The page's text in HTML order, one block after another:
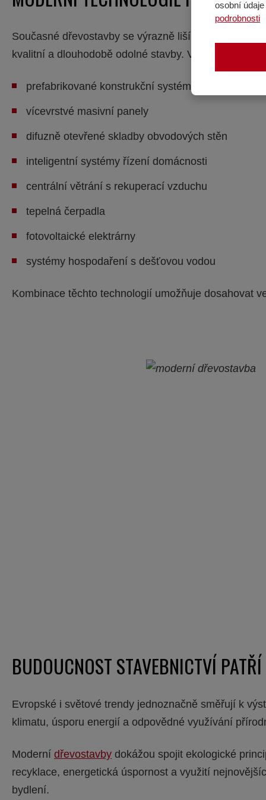
Současné dřevostavby se výrazně liší od tradičních
kvalitní a dlouhodobě odolné stavby. Velký význam
prefabrikované konstrukční systémy
vícevrstvé masivní panely
difuzně otevřené skladby obvodových stěn
inteligentní systémy řízení domácnosti
centrální větrání s rekuperací vzduchu
tepelná čerpadla
fotovoltaické elektrárny
systémy hospodaření s dešťovou vodou
Kombinace těchto technologií umožňuje dosahovat
BUDOUCNOST STAVEBNICTVÍ
Evropské i světové trendy jednoznačně směřují k
klimatu, úsporu energií a odpovědné využívání
Moderní dřevostavby dokážou spojit ekologické
recyklace, energetická úspornost a využití
bydlení.
osobní
podrobnosti